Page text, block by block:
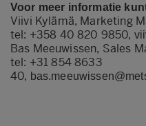
Voor meer informatie
Viivi Kylämä, Marketing
tel: +358 40 820 9850,
Bas Meeuwissen, Sales
tel: +31 854 8633
40,